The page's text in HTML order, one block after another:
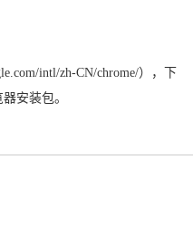
intl/zh-CN/chrome/），下
安装包。